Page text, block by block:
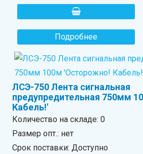
Подробнее
ЛСЭ-750 Лента сигнальная
предупредительная 750мм
Кабель!'
Количество на складе:0
Размер опт.: нет
Срок поставки: Доступно